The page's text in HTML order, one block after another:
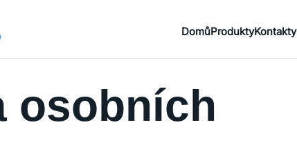
DomůProduktyKontakty
osobních